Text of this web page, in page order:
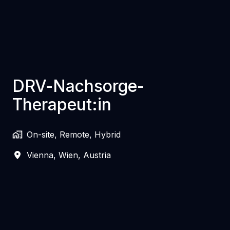
DRV-Nachsorge-
Therapeut:in
On-site, Remote, Hybrid
Vienna, Wien, Austria